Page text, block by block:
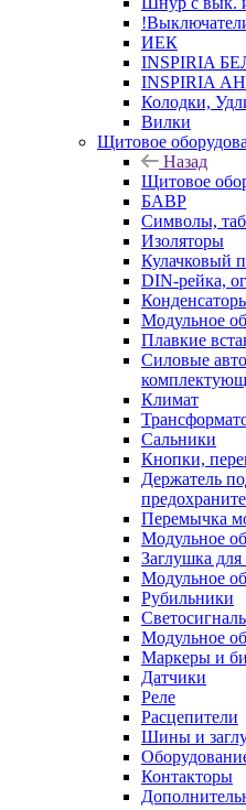
ИЕК
INSPIRIA
INSPIRIA
Колодки,
Вилки
Щитовое
Назад
Щитовое
БАВР
Символы,
Изоляторы
Кулачковый
DIN-рейка,
Модульное
Плавкие
Силовые
Климат
Сальники
Кнопки,
Держатель
Перемычка
Модульное
Заглушка
Модульное
Рубильники
Модульное
Маркеры и
Датчики
Реле
Расцепители
Шины и
Контакторы